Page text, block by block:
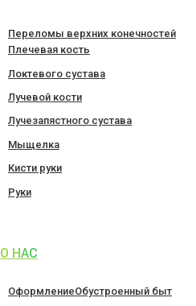
Переломы верхних конечностей
Плечевая кость
Локтевого сустава
Лучевой кости
Лучезапястного сустава
Мыщелка
Кисти руки
Руки
О НАС
ОформлениеОбустроенный быт